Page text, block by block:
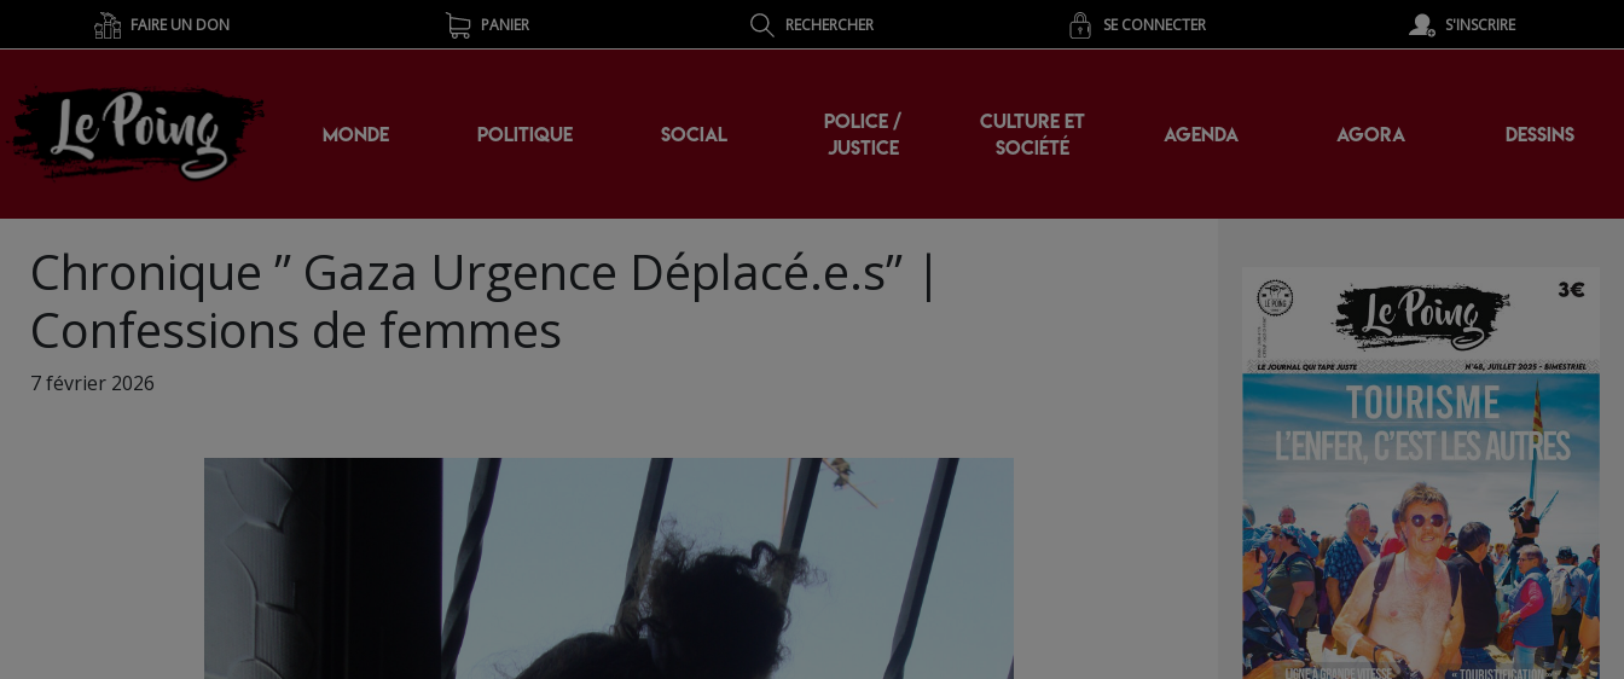
FAIRE UN DON PANIER RECHERCHER SE CONNECTER S'INSCRIRE
MONDE POLITIQUE SOCIAL
POLICE /
JUSTICE
CULTURE ET
SOCIÉTÉ
AGENDA AGORA DESSINS
Chronique ” Gaza Urgence Déplacé.e.s” |
Confessions de femmes
7 février 2026